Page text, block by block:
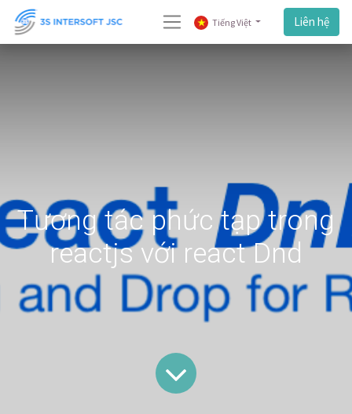
Tiếng Việt Liên hệ
Tương tác phức tạp trong
reactjs với react Dnd